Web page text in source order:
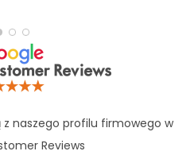
naszego profilu firmowego w
Reviews